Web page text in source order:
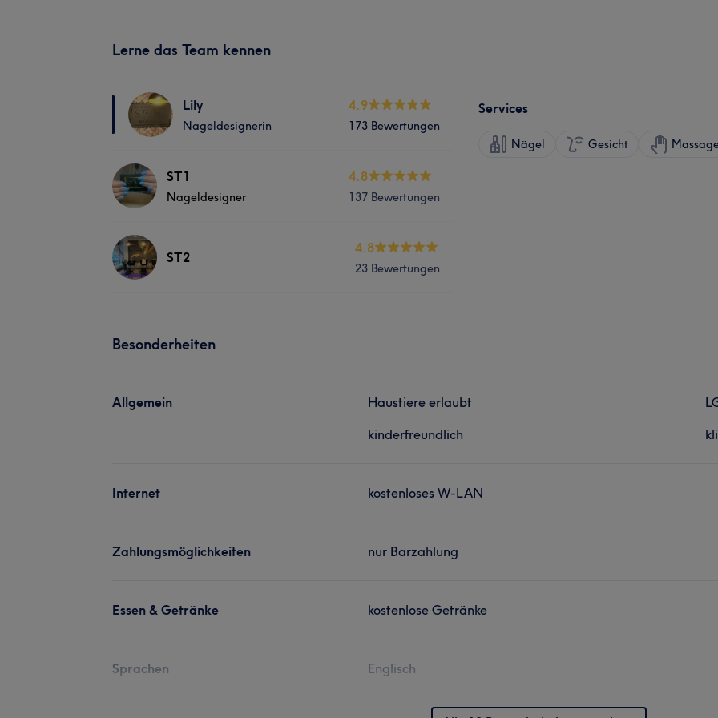
Lerne das Team kennen
Lily
Nageldesignerin
4.9
173 Bewertungen
ST1
Nageldesigner
4.8
137 Bewertungen
ST2
4.8
23 Bewertungen
Services
Nägel Gesicht
Besonderheiten
Allgemein
Haustiere erlaubt
kinderfreundlich
Internet kostenloses W-LAN
Zahlungsmöglichkeiten nur Barzahlung
Essen & Getränke kostenlose Getränke
Sprachen Englisch